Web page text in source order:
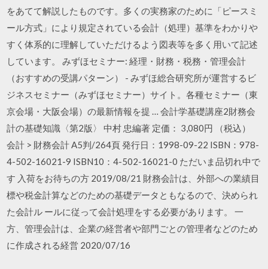
をあてて解説したものです。多くの実務家のために「ピースミ
ール方式」により規定されている会計（処理）基準をわかりや
すく体系的に理解していただけるよう図表等を多く用いて記述
しています。 みずほセミナー: 経理・財務・税務・管理会計
（おすすめの受講パターン） - みずほ総合研究所が運営するビ
ジネスセミナー（みずほセミナー）サイト。各種セミナー（東
京会場・大阪会場）の最新情報を提 … 会計学基礎講座2財務会
計の基礎知識〈第2版〉 中村 忠編著 定価： 3,080円 （税込）
会計 > 財務会計 A5判/264頁 発行日：1998-09-22 ISBN：978-
4-502-16021-9 ISBN10：4-502-16021-0 ただいま品切れ中で
す 入荷をお待ちの方 2019/08/21 財務会計は、外部への業績目
標や税金計算などのための基礎データともなるので、決められ
た会計ル ールに従って会計処理をする必要があります。 一
方、管理会計は、企業の経営者や部門ごとの管理者などのため
に作成される経営 2020/07/16